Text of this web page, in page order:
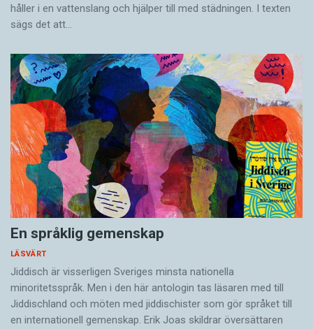
håller i en vatten­slang och hjälper till med städningen. I ­texten
sägs det att…
En språklig gemenskap
LÄSVÄRT
Jiddisch är visserligen Sveriges minsta nationella
minoritetsspråk. Men i den här antologin tas läsaren med till
Jiddischland och möten med jiddischister som gör språket till
en internationell gemenskap. Erik Joas skildrar översättaren